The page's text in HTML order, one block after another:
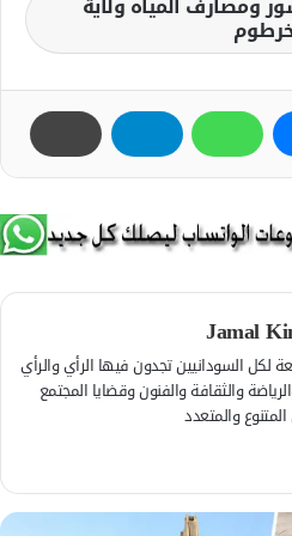
Jamal
لكل السودانيين تجدون فيها الرأي والرأي
والثقافة والفنون وقضايا المجتمع
والمتعدد
م
و
س